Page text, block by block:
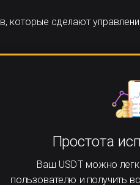
которые сделают
Простота
Ваш USDT можно
пользователю и получить